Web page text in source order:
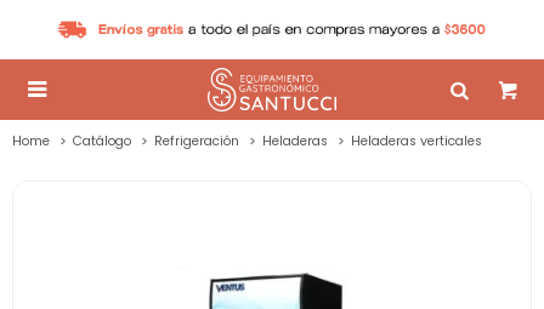

Home Catálogo Refrigeración Heladeras Heladeras verticales